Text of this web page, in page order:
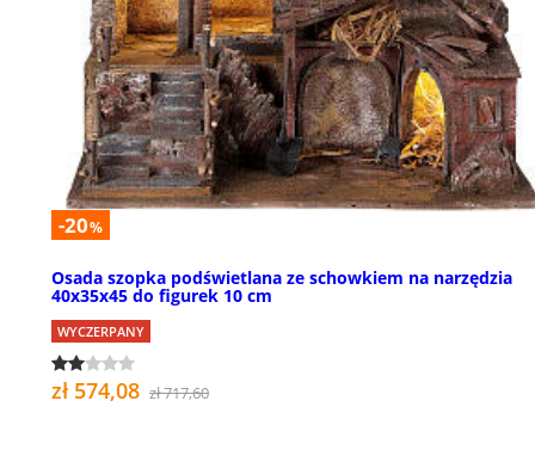
-20%
Osada szopka podświetlana ze schowkiem na narzędzia
40x35x45 do figurek 10 cm
WYCZERPANY
zł 574,08 zł 717,60